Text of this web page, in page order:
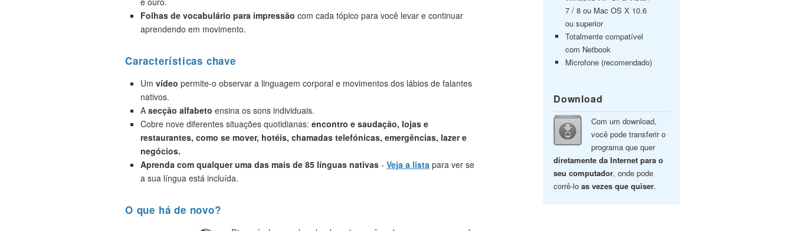
Folhas de vocabulário para impressão com cada tópico para você levar e continuar
aprendendo em movimento.
Características chave
Um vídeo permite-o observar a linguagem corporal e movimentos dos lábios de falantes
nativos.
A secção alfabeto ensina os sons individuais.
Cobre nove diferentes situações quotidianas: encontro e saudação, lojas e
restaurantes, como se mover, hotéis, chamadas telefónicas, emergências, lazer e
negócios.
Aprenda com qualquer uma das mais de 85 línguas nativas - Veja a lista para ver se
a sua língua está incluída.
O que há de novo?
7 / 8 ou Mac OS X 10.6
ou superior
Totalmente compatível
com Netbook
Microfone (recomendado)
Download
Com um download,
você pode transferir o
programa que quer
diretamente da Internet para o
seu computador, onde pode
corrê-lo as vezes que quiser.